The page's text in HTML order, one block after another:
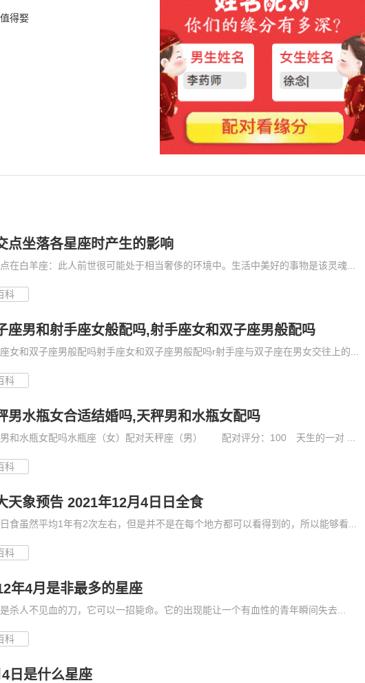
得娶
点坐落各星座时产生的影响
在白羊座：此人前世很可能处于相当奢侈的环境中。生活中美好的事物是该灵魂...
科
座男和射手座女般配吗,射手座女和双子座男般配吗
女和双子座男般配吗射手座女和双子座男般配吗r射手座与双子座在男女交往上的...
科
男水瓶女合适结婚吗,天秤男和水瓶女配吗
和水瓶女配吗水瓶座（女）配对天秤座（男） 配对评分：100 天生的一对 ...
科
天象预告 2021年12月4日日全食
虽然平均1年有2次左右，但是并不是在每个地方都可以看得到的，所以能够看...
科
年4月是非最多的星座
杀人不见血的刀，它可以一招毙命。它的出现能让一个有血性的青年瞬间失去...
科
日是什么星座